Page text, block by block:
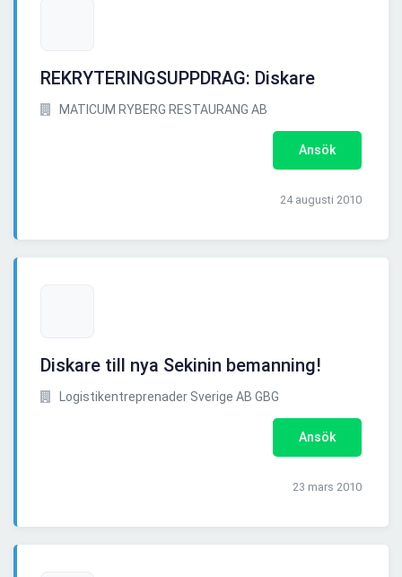
REKRYTERINGSUPPDRAG: Diskare
MATICUM RYBERG RESTAURANG AB
Ansök
24 augusti 2010
Diskare till nya Sekinin bemanning!
Logistikentreprenader Sverige AB GBG
Ansök
23 mars 2010